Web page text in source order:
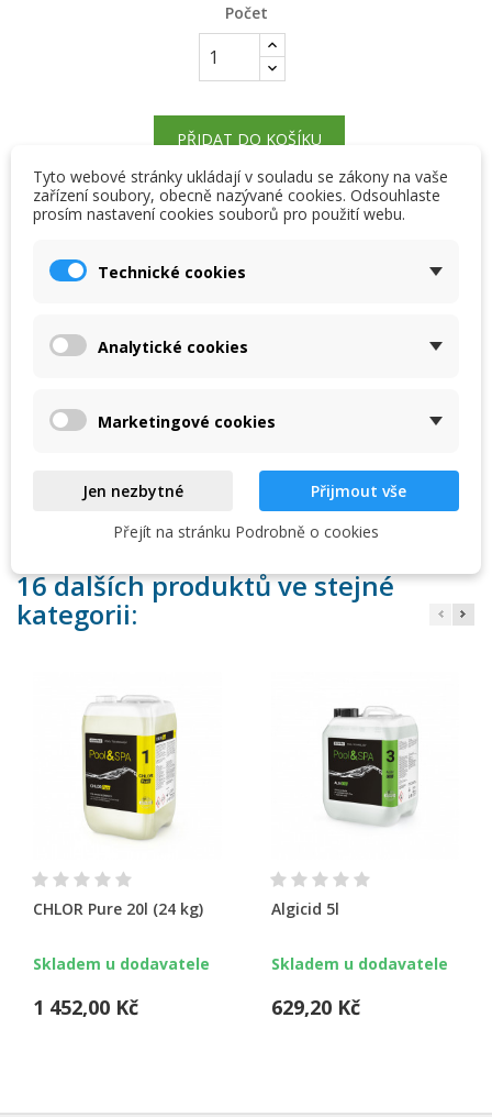
Počet
PŘIDAT DO KOŠÍKU
favorite_border Přidat na seznam přání
SALT PURE (PREMIUM) 10 kg
Certifikovaná extra čistá sůl určená pro elektrolýzu slané
16 dalších produktů ve stejné
kategorii:
CHLOR Pure 20l (24 kg)
Skladem u dodavatele
1 452,00 Kč
Algicid 5l
Skladem u dodavatele
629,20 Kč
add_circle_outline Create new list
Zrušit Vytvořit seznam přání
Tyto webové stránky ukládají v souladu se zákony na vaše
zařízení soubory, obecně nazývané cookies. Odsouhlaste
prosím nastavení cookies souborů pro použití webu.
Technické cookies
Analytické cookies
Marketingové cookies
Jen nezbytné
Přijmout vše
Přejít na stránku Podrobně o cookies